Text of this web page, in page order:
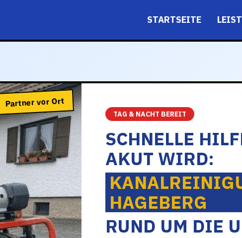
STARTSEITE
Partner vor Ort
TAG & NACHT BEREIT
SCHNELLE
AKUT WIRD:
HAGEBERG
RUND UM DIE